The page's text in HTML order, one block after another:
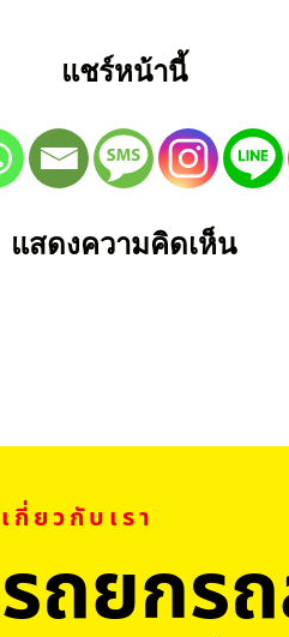
แชร์หน้านี้
แสดงความคิดเห็น
เกี่ยวกับเรา
รถยกร